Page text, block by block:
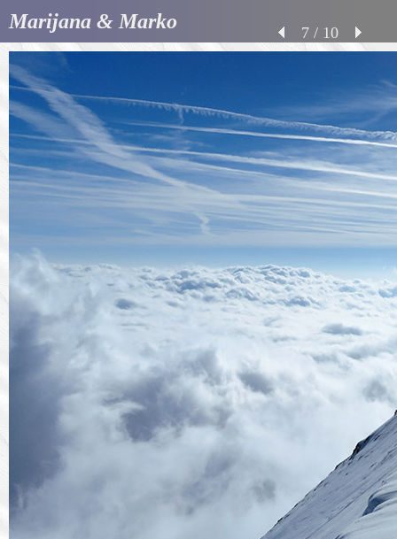
Marijana & Marko 7 / 10